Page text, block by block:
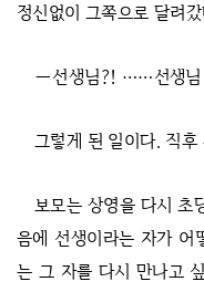
정신없이 그쪽으로 달려
―선생님?! ……선생
그렇게 된 일이다. 직
보모는 상영을 다시 초
음에 선생이라는 자가 어
는 그 자를 다시 만나고